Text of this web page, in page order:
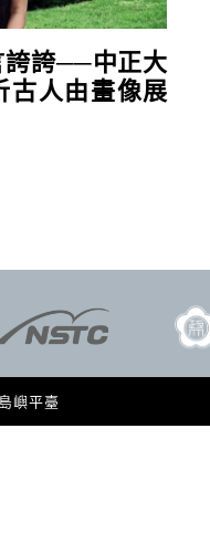
誇誇──中正大
古人由畫像展
嶼平臺